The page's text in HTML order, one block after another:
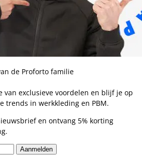
de Proforto familie
van exclusieve voordelen en blijf je op
trends in werkkleding en PBM.
en ontvang 5% korting